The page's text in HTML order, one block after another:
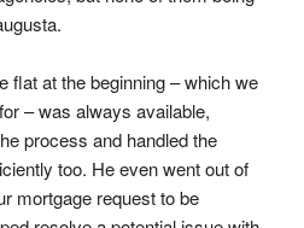
flat at the beginning – which we
– was always available,
process and handled the
too. He even went out of
mortgage request to be